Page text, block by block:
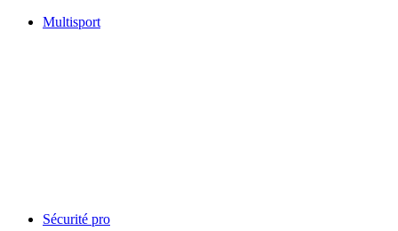
Multisport
Sécurité pro